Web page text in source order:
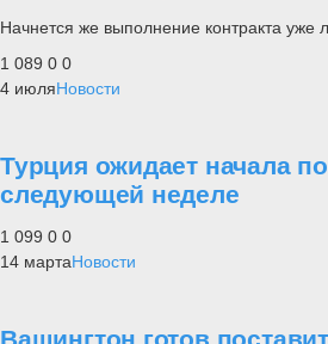
Начнется же выполнение контракта уже
1 089 0 0
4 июляНовости
Турция ожидает начала
следующей неделе
1 099 0 0
14 мартаНовости